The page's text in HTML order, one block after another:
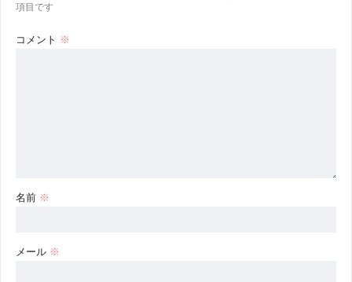
項目です
コメント ※
名前 ※
メール ※